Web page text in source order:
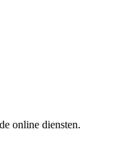
online diensten.